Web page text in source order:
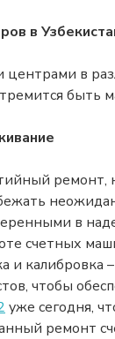
в
в
быть
ремонт,
в
счетных
и
чтобы
уже сегодня,
ремонт